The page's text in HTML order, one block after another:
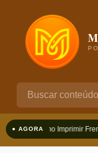
● AGORAComo Imprimir